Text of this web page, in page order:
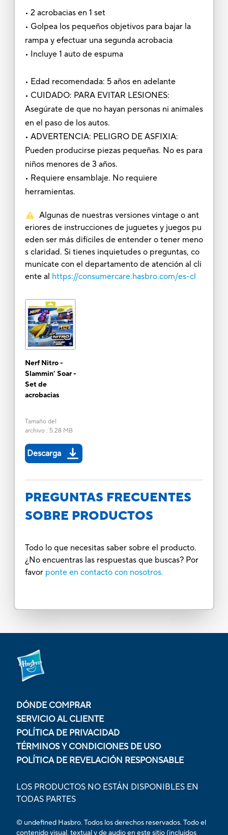
• 2 acrobacias en 1 set
• Golpea los pequeños objetivos para bajar la
rampa y efectuar una segunda acrobacia
• Incluye 1 auto de espuma
• Edad recomendada: 5 años en adelante
• CUIDADO: PARA EVITAR LESIONES:
Asegúrate de que no hayan personas ni animales
en el paso de los autos.
• ADVERTENCIA: PELIGRO DE ASFIXIA:
Pueden producirse piezas pequeñas. No es para
niños menores de 3 años.
• Requiere ensamblaje. No requiere
herramientas.
Algunas de nuestras versiones vintage o ant
eriores de instrucciones de juguetes y juegos pu
eden ser más difíciles de entender o tener meno
s claridad. Si tienes inquietudes o preguntas, co
munícate con el departamento de atención al cli
ente al https://consumercare.hasbro.com/es-cl
Nerf Nitro -
Slammin’ Soar -
Set de
acrobacias
Tamaño del
archivo: 5.28 MB
Descarga
PREGUNTAS FRECUENTES
SOBRE PRODUCTOS
Todo lo que necesitas saber sobre el producto.
¿No encuentras las respuestas que buscas? Por
favor ponte en contacto con nosotros.
DÓNDE COMPRAR
SERVICIO AL CLIENTE
POLÍTICA DE PRIVACIDAD
TÉRMINOS Y CONDICIONES DE USO
POLÍTICA DE REVELACIÓN RESPONSABLE
LOS PRODUCTOS NO ESTÁN DISPONIBLES EN
TODAS PARTES
© undefined Hasbro. Todos los derechos reservados. Todo el
contenido visual, textual y de audio en este sitio (incluidos